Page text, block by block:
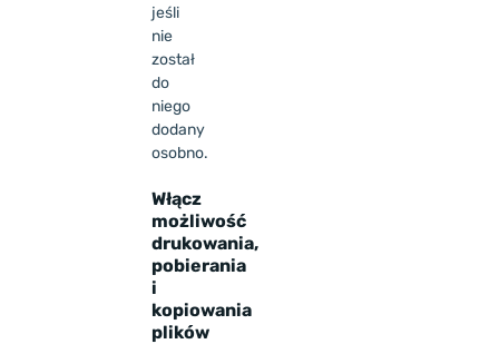
jeśli
nie
został
do
niego
dodany
osobno.
Włącz
możliwość
drukowania,
pobierania
i
kopiowania
plików